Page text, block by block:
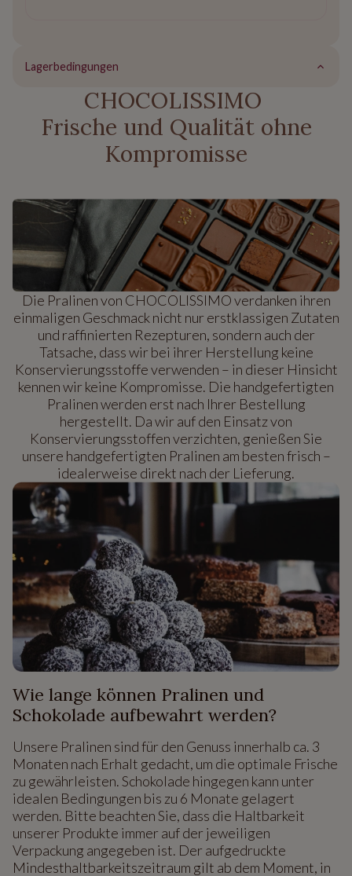
Lagerbedingungen
CHOCOLISSIMO
Frische und Qualität ohne
Kompromisse
Die Pralinen von CHOCOLISSIMO verdanken ihren
einmaligen Geschmack nicht nur erstklassigen Zutaten
und raffinierten Rezepturen, sondern auch der
Tatsache, dass wir bei ihrer Herstellung keine
Konservierungsstoffe verwenden – in dieser Hinsicht
kennen wir keine Kompromisse. Die handgefertigten
Pralinen werden erst nach Ihrer Bestellung
hergestellt. Da wir auf den Einsatz von
Konservierungsstoffen verzichten, genießen Sie
unsere handgefertigten Pralinen am besten frisch –
idealerweise direkt nach der Lieferung.
Wie lange können Pralinen und
Schokolade aufbewahrt werden?
Unsere Pralinen sind für den Genuss innerhalb ca. 3
Monaten nach Erhalt gedacht, um die optimale Frische
zu gewährleisten. Schokolade hingegen kann unter
idealen Bedingungen bis zu 6 Monate gelagert
werden. Bitte beachten Sie, dass die Haltbarkeit
unserer Produkte immer auf der jeweiligen
Verpackung angegeben ist. Der aufgedruckte
Mindesthaltbarkeitszeitraum gilt ab dem Moment, in